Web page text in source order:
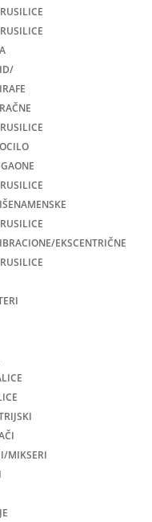
EKSCENTRIČNE
MIKSERI